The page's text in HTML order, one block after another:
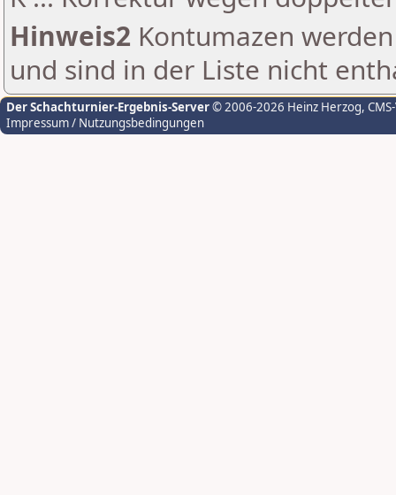
Hinweis2 Kontumazen
und sind in der Liste nicht
Der Schachturnier-Ergebnis-Server© 2006-2026 Heinz Herzog,
Impressum / Nutzungsbedingungen